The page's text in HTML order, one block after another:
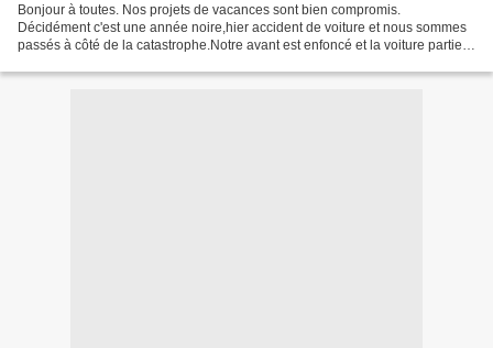
Bonjour à toutes. Nos projets de vacances sont bien compromis.
Décidément c'est une année noire,hier accident de voiture et nous sommes
passés à côté de la catastrophe.Notre avant est enfoncé et la voiture partie